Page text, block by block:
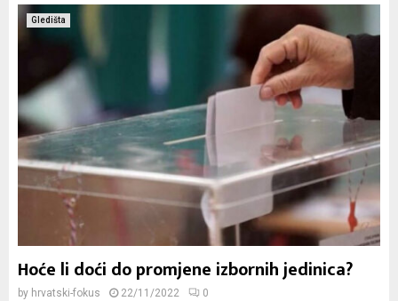
Gledišta
Hoće li doći do promjene izbornih jedinica?
by hrvatski-fokus 22/11/2022 0